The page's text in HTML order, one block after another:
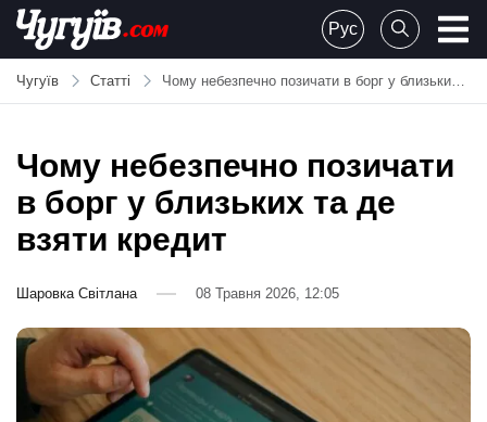
Skip
content
Chuguiv
Рус
Чугуїв Статті Чому небезпечно позичати в борг у близьких та де взяти кредит
Чому небезпечно позичати
в борг у близьких та де
взяти кредит
Шаровка Світлана 08 Травня 2026, 12:05